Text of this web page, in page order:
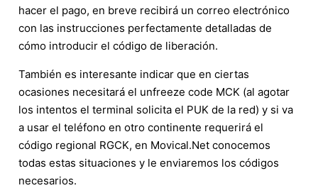
hacer el pago, en breve recibirá un correo electrónico
con las instrucciones perfectamente detalladas de
cómo introducir el código de liberación.
También es interesante indicar que en ciertas
ocasiones necesitará el unfreeze code MCK (al agotar
los intentos el terminal solicita el PUK de la red) y si va
a usar el teléfono en otro continente requerirá el
código regional RGCK, en Movical.Net conocemos
todas estas situaciones y le enviaremos los códigos
necesarios.